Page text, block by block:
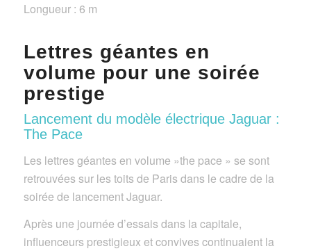
Longueur : 6 m
Lettres géantes en
volume pour une soirée
prestige
Lancement du modèle électrique Jaguar :
The Pace
Les lettres géantes en volume »the pace » se sont
retrouvées sur les toits de Paris dans le cadre de la
soirée de lancement Jaguar.
Après une journée d’essais dans la capitale,
influenceurs prestigieux et convives continuaient la